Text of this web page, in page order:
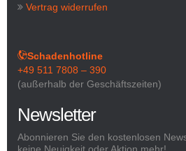
Vertrag widerrufen
Schadenhotline
+49 511 7808 – 390
(außerhalb der Geschäftszeiten)
Newsletter
Abonnieren Sie den kostenlosen